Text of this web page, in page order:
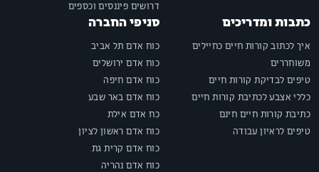
דרושים פיננסים וכספים
כתבות ומדריכים
איך לכתוב קורות חיים כחיילים
משוחררים
טיפים לבדיקת קורות חיים
כללי אצבע לכתיבת קורות חיים
כתיבת קורות חיים חינם
טיפים לראיון עבודה
סניפי החברה
כוח אדם תל אביב
כוח אדם ירושלים
כוח אדם חיפה
כוח אדם באר שבע
כח אדם אילת
כוח אדם ראשון לציון
כוח אדם קרית גת
כוח אדם נהריה